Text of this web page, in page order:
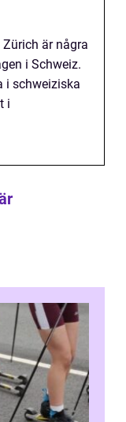
Zürich är några
i Schweiz.
i schweiziska
i